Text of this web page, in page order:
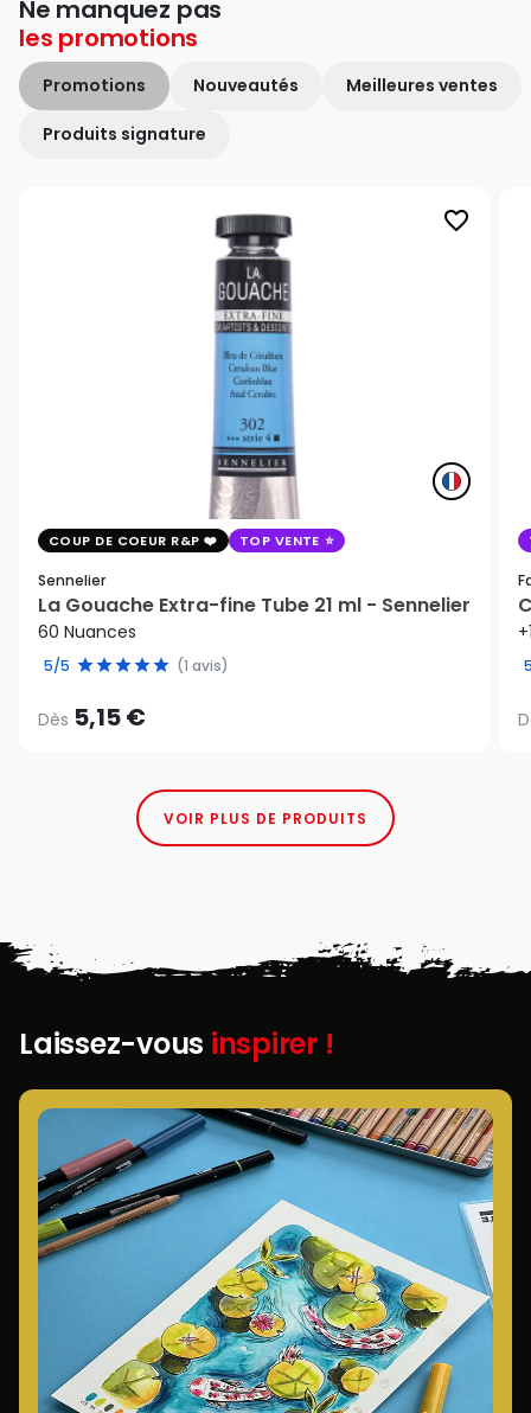
Ne manquez pas
les promotions
Promotions Nouveautés Meilleures ventes
Produits signature
favorite_border
COUP DE COEUR R&P TOP VENTE
Sennelier
La Gouache Extra-fine Tube 21 ml - Sennelier
60 Nuances
5/5 (1 avis)
Dès 5,15 €
VOIR PLUS DE PRODUITS
Laissez-vous inspirer !